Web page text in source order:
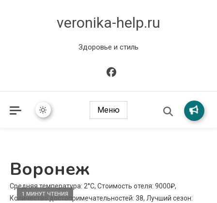
veronika-help.ru
Здоровье и стиль
Меню
Воронеж
1 МИНУТ ЧТЕНИЯ
Средняя температура: 2°C, Стоимость отеля: 9000₽,
Количество достопримечательностей: 38, Лучший сезон: